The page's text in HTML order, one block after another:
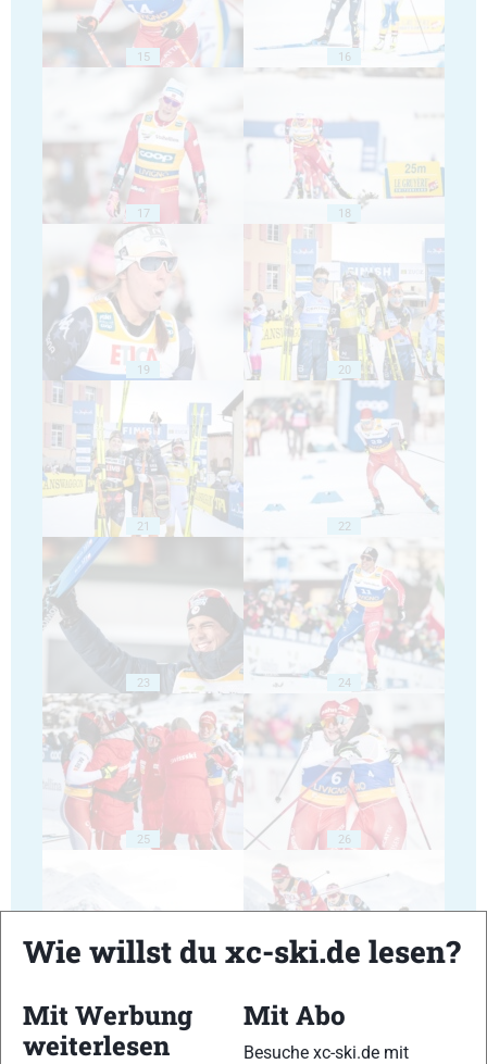
15 16
17 18
19 20
21 22
23 24
25 26
Wie willst du xc-ski.de lesen?
Mit Werbung
weiterlesen
Mit Abo
Besuche xc-ski.de mit